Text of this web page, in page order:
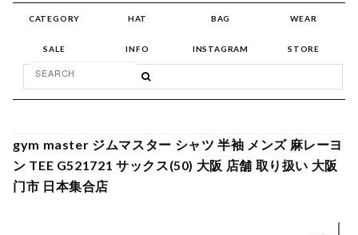
CATEGORY HAT BAG WEAR
SALE INFO INSTAGRAM STORE
gym master ジムマスター シャツ 半袖 メンズ 麻レーヨ
ン TEE G521721 サックス(50) 大阪 店舗 取り扱い 大阪
门市 日本集合店